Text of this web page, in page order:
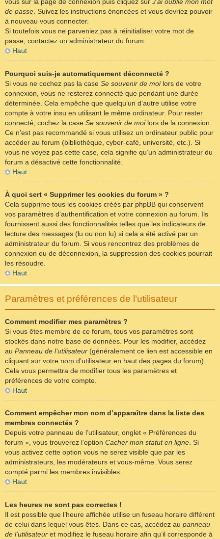
vous sur la page de connexion puis cliquez sur J’ai oublié mon mot
de passe. Suivez les instructions énoncées et vous devriez pouvoir
à nouveau vous connecter.
Si toutefois vous ne parveniez pas à réinitialiser votre mot de
passe, contactez un administrateur du forum.
Haut
Pourquoi suis-je automatiquement déconnecté ?
Si vous ne cochez pas la case Se souvenir de moilors de votre
connexion, vous ne resterez connecté que pendant une durée
déterminée. Cela empêche que quelqu’un d’autre utilise votre
compte à votre insu en utilisant le même ordinateur. Pour rester
connecté, cochez la case Se souvenir de moilors de la connexion.
Ce n’est pas recommandé si vous utilisez un ordinateur public pour
accéder au forum (bibliothèque, cyber-café, université, etc.). Si
vous ne voyez pas cette case, cela signifie qu’un administrateur du
forum a désactivé cette fonctionnalité.
Haut
À quoi sert « Supprimer les cookies du forum » ?
Cela supprime tous les cookies créés par phpBB qui conservent
vos paramètres d’authentification et votre connexion au forum. Ils
fournissent aussi des fonctionnalités telles que les indicateurs de
lecture des messages (lu ou non lu) si cela a été activé par un
administrateur du forum. Si vous rencontrez des problèmes de
connexion ou de déconnexion, la suppression des cookies pourrait
les résoudre.
Haut
Paramètres et préférences de l’utilisateur
Comment modifier mes paramètres ?
Si vous êtes membre de ce forum, tous vos paramètres sont
stockés dans notre base de données. Pour les modifier, accédez
au Panneau de l’utilisateur (généralement ce lien est accessible en
cliquant sur votre nom d’utilisateur en haut des pages du forum).
Cela vous permettra de modifier tous les paramètres et
préférences de votre compte.
Haut
Comment empêcher mon nom d’apparaître dans la liste des
membres connectés ?
Depuis votre panneau de l’utilisateur, onglet « Préférences du
forum », vous trouverez l’option Cacher mon statut en ligne. Si
vous activez cette option vous ne serez visible que par les
administrateurs, les modérateurs et vous-même. Vous serez
compté parmi les membres invisibles.
Haut
Les heures ne sont pas correctes !
Il est possible que l’heure affichée utilise un fuseau horaire différent
de celui dans lequel vous êtes. Dans ce cas, accédez au panneau
de l’utilisateur et modifiez le fuseau horaire afin qu’il corresponde à